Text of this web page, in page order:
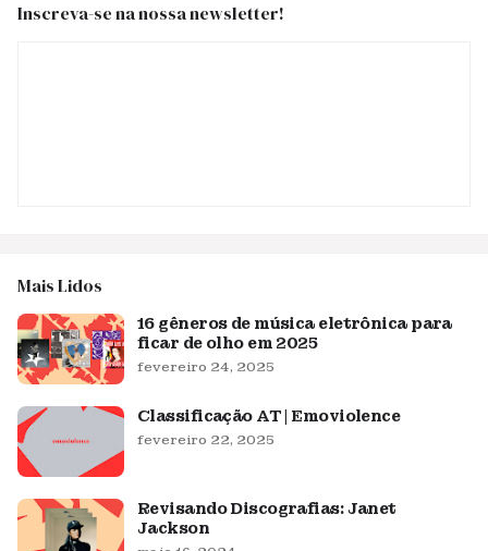
Inscreva-se na nossa newsletter!
Mais Lidos
16 gêneros de música eletrônica para
ficar de olho em 2025
fevereiro 24, 2025
Classificação AT | Emoviolence
fevereiro 22, 2025
Revisando Discografias: Janet
Jackson